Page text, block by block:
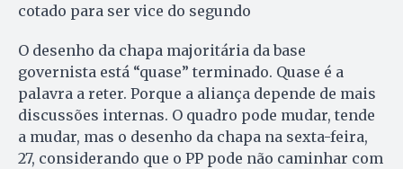
cotado para ser vice do segundo
O desenho da chapa majoritária da base
governista está “quase” terminado. Quase é a
palavra a reter. Porque a aliança depende de mais
discussões internas. O quadro pode mudar, tende
a mudar, mas o desenho da chapa na sexta-feira,
27, considerando que o PP pode não caminhar com